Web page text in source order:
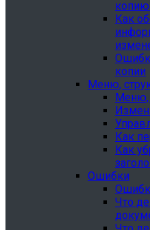
Как
копии
Меню,
Меню,
Как
Как
Ошибки
Что